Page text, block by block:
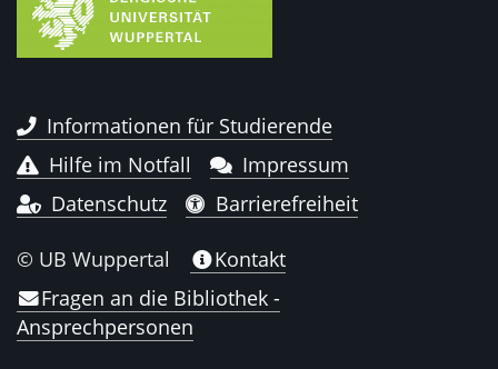
Informationen für Studierende
Hilfe im Notfall
Impressum
Datenschutz
Barrierefreiheit
© UB Wuppertal
Kontakt
Fragen an die Bibliothek -
Ansprechpersonen